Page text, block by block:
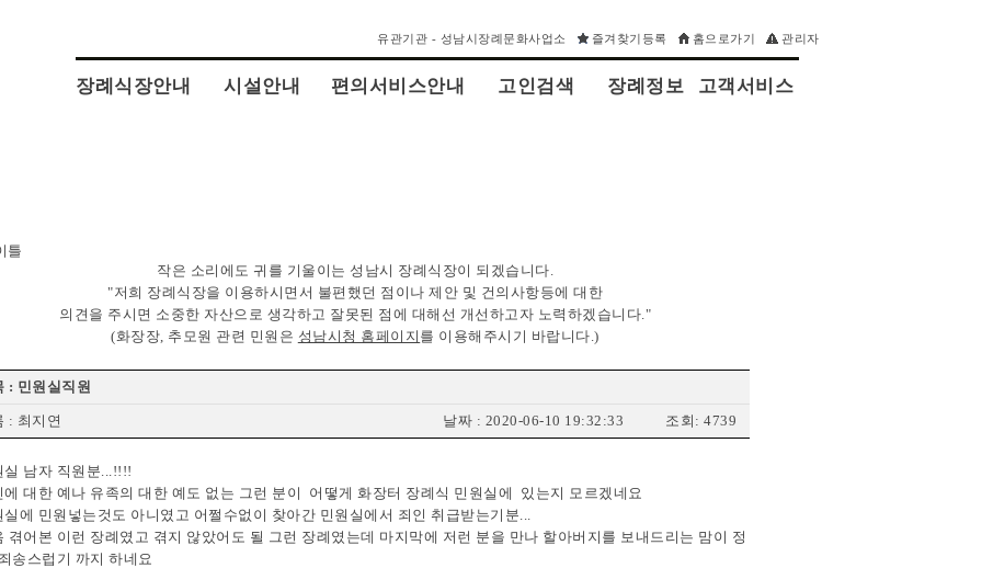
유관기관 - 성남시장례문화사업소 즐겨찾기등록 홈으로가기 관리자
장례식장안내 시설안내 편의서비스안내 고인검색 장례정보 고객서비스
작은 소리에도 귀를 기울이는 성남시 장례식장이 되겠습니다.
"저희 장례식장을 이용하시면서 불편했던 점이나 제안 및 건의사항등에 대한
의견을 주시면 소중한 자산으로 생각하고 잘못된 점에 대해선 개선하고자 노력하겠습니다."
(화장장, 추모원 관련 민원은 성남시청 홈페이지 를 이용해주시기 바랍니다.)
: 민원실직원
: 최지연 날짜 : 2020-06-10 19:32:33 조회: 4739
실 남자 직원분...!!!!
에 대한 예나 유족의 대한 예도 없는 그런 분이 어떻게 화장터 장례식 민원실에 있는지 모르겠네요
실에 민원넣는것도 아니였고 어쩔수없이 찾아간 민원실에서 죄인 취급받는기분...
겪어본 이런 장례였고 겪지 않았어도 될 그런 장례였는데 마지막에 저런 분을 만나 할아버지를 보내드리는 맘이 정
송스럽기 까지 하네요